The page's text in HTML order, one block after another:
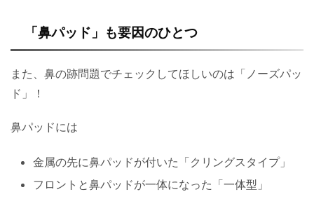
「鼻パッド」も要因のひとつ
また、鼻の跡問題でチェックしてほしいのは「ノーズパッ
ド」！
鼻パッドには
金属の先に鼻パッドが付いた「クリングスタイプ」
フロントと鼻パッドが一体になった「一体型」